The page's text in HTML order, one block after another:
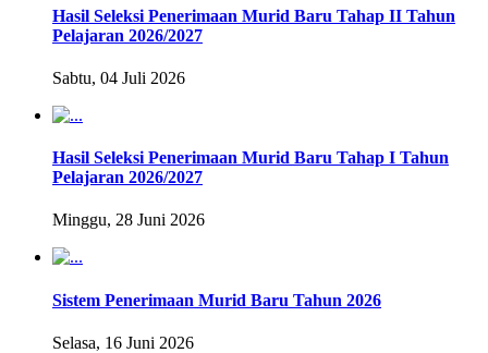
Hasil Seleksi Penerimaan Murid Baru Tahap II Tahun
Pelajaran 2026/2027
Sabtu, 04 Juli 2026
Hasil Seleksi Penerimaan Murid Baru Tahap I Tahun
Pelajaran 2026/2027
Minggu, 28 Juni 2026
Sistem Penerimaan Murid Baru Tahun 2026
Selasa, 16 Juni 2026